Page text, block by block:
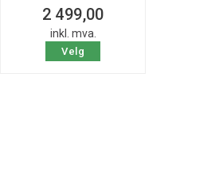
2 499,00
inkl. mva.
Velg